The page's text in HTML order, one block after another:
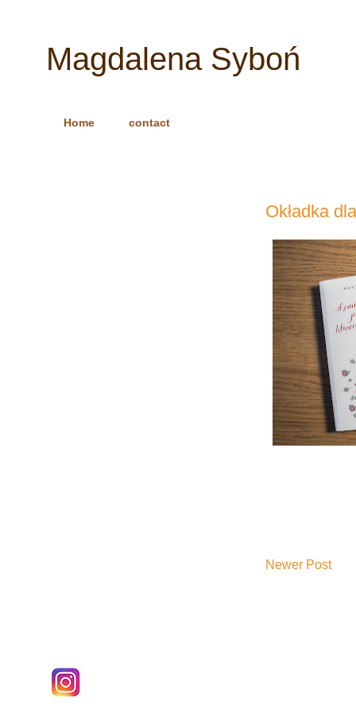
Magdalena Syboń
Home contact
Okładka
Newer Post